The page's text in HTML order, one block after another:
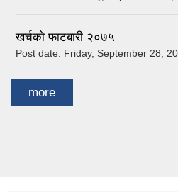
खर्चको फाटबारी २०७५
Post date: Friday, September 28,
more